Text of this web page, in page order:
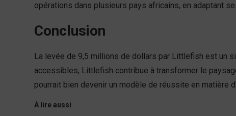
opérations dans plusieurs pays africains, en adaptant
Conclusion
La levée de 9,5 millions de dollars par Littlefish est un
accessibles, Littlefish contribue à transformer le
pourrait bien devenir un modèle de réussite en matière
À lire aussi